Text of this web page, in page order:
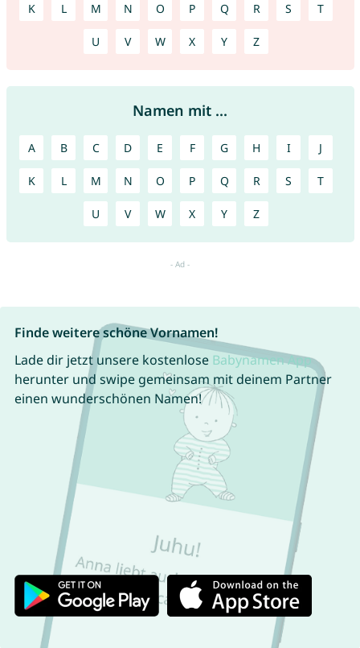
K L M N O P Q R S T
U V W X Y Z
Namen mit ...
A B C D E F G H I J
K L M N O P Q R S T
U V W X Y Z
Finde weitere schöne Vornamen!
Lade dir jetzt unsere kostenlose Babynamen App
herunter und swipe gemeinsam mit deinem Partner
einen wunderschönen Namen!